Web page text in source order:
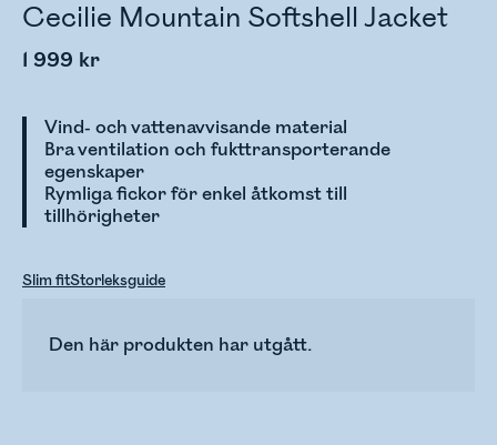
Cecilie Mountain Softshell Jacket
1 999 kr
Vind- och vattenavvisande material
Bra ventilation och fukttransporterande
egenskaper
Rymliga fickor för enkel åtkomst till
tillhörigheter
Slim fitStorleksguide
Den här produkten har utgått.